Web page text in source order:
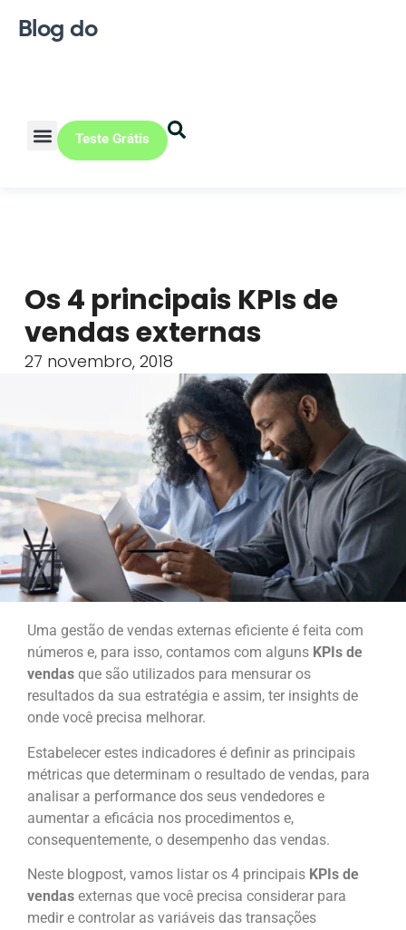
Blog do
Teste Grátis
Os 4 principais KPIs de
vendas externas
27 novembro, 2018
Uma gestão de vendas externas eficiente é feita com
números e, para isso, contamos com alguns KPIs de
vendas que são utilizados para mensurar os
resultados da sua estratégia e assim, ter insights de
onde você precisa melhorar.
Estabelecer estes indicadores é definir as principais
métricas que determinam o resultado de vendas, para
analisar a performance dos seus vendedores e
aumentar a eficácia nos procedimentos e,
consequentemente, o desempenho das vendas.
Neste blogpost, vamos listar os 4 principais KPIs de
vendas externas que você precisa considerar para
medir e controlar as variáveis das transações